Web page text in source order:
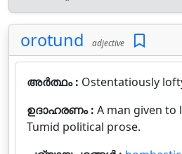
orotund adjective
അർത്ഥം : Ostentatiously
ഉദാഹരണം : A man given to
Tumid political prose.